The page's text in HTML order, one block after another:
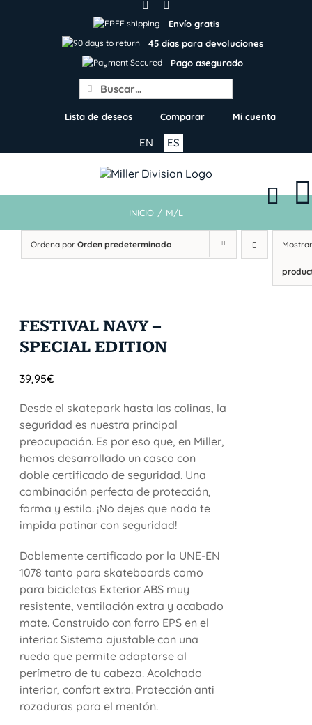
Envío gratis
45 días para devoluciones
Pago asegurado
Search
for:
Lista de deseos Comparar Mi cuenta
ES
EN
INICIO / M/L
Ordena por Orden predeterminado
FESTIVAL NAVY –
SPECIAL EDITION
39,95€
Desde el skatepark hasta las colinas, la
seguridad es nuestra principal
preocupación. Es por eso que, en Miller,
hemos desarrollado un casco con
doble certificado de seguridad. Una
combinación perfecta de protección,
forma y estilo. ¡No dejes que nada te
impida patinar con seguridad!
Doblemente certificado por la UNE-EN
1078 tanto para skateboards como
para bicicletas Exterior ABS muy
resistente, ventilación extra y acabado
mate. Construido con forro EPS en el
interior. Sistema ajustable con una
rueda que permite adaptarse al
perímetro de tu cabeza. Acolchado
interior, confort extra. Protección anti
rozaduras para el mentón.